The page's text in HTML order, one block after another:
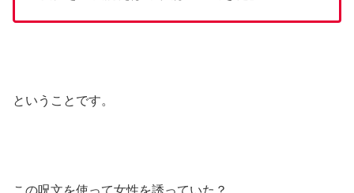
ということです。
この呪文を使って女性を誘っていた？